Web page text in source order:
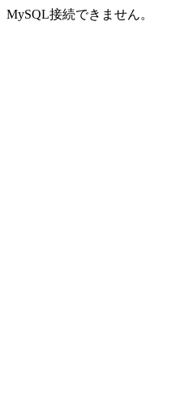
MySQL接続できません。